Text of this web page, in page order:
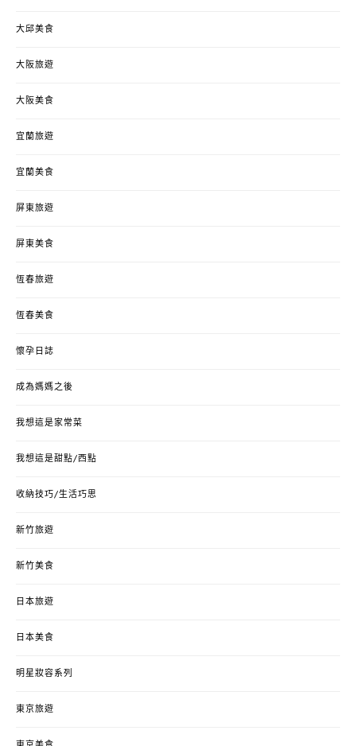
大邱美食
大阪旅遊
大阪美食
宜蘭旅遊
宜蘭美食
屏東旅遊
屏東美食
恆春旅遊
恆春美食
懷孕日誌
成為媽媽之後
我想這是家常菜
我想這是甜點/西點
收納技巧/生活巧思
新竹旅遊
新竹美食
日本旅遊
日本美食
明星妝容系列
東京旅遊